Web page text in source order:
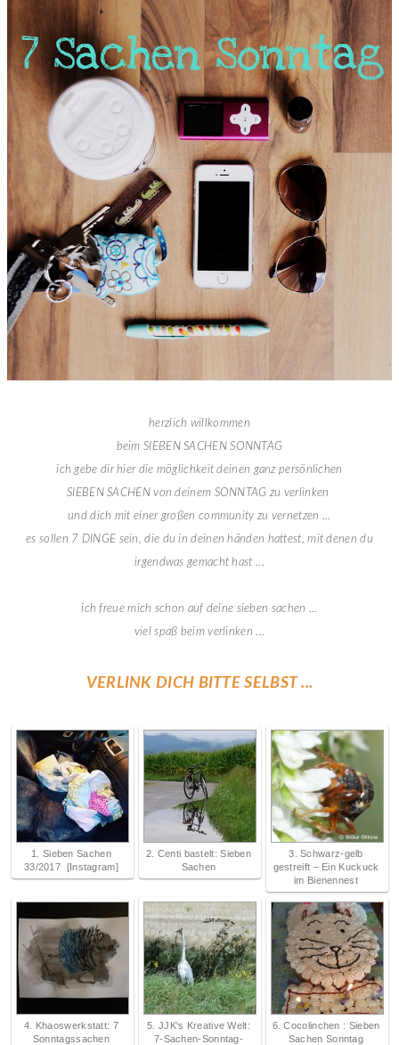
herzlich willkommen
beim SIEBEN SACHEN SONNTAG
ich gebe dir hier die möglichkeit deinen ganz persönlichen
SIEBEN SACHEN von deinem SONNTAG zu verlinken
und dich mit einer großen community zu vernetzen ...
es sollen 7 DINGE sein, die du in deinen händen hattest, mit denen du
irgendwas gemacht hast ...
ich freue mich schon auf deine sieben sachen ...
viel spaß beim verlinken ...
VERLINK DICH BITTE SELBST ...
1. Sieben Sachen
33/2017 [Instagram]
2. Centi bastelt: Sieben
Sachen
3. Schwarz-gelb
gestreift ‒ Ein Kuckuck
im Bienennest
4. Khaoswerkstatt: 7
Sonntagssachen
5. JJK's Kreative Welt:
7-Sachen-Sonntag-
6. Cocolinchen : Sieben
Sachen Sonntag